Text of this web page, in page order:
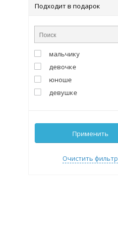
Подходит в подарок
мальчику
девочке
юноше
девушке
Применить
Очистить фильтр